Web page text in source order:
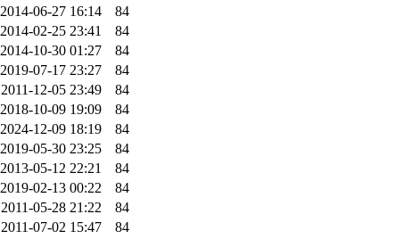
2014-06-27 16:14
84
2014-02-25 23:41
84
2014-10-30 01:27
84
2019-07-17 23:27
84
2011-12-05 23:49
84
2018-10-09 19:09
84
2024-12-09 18:19
84
2019-05-30 23:25
84
2013-05-12 22:21
84
2019-02-13 00:22
84
2011-05-28 21:22
84
2011-07-02 15:47
84